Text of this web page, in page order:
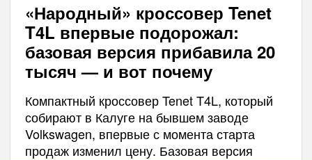
«Народный» кроссовер Tenet
T4L впервые подорожал:
базовая версия прибавила 20
тысяч — и вот почему
Компактный кроссовер Tenet T4L, который
собирают в Калуге на бывшем заводе
Volkswagen, впервые с момента старта
продаж изменил цену. Базовая версия